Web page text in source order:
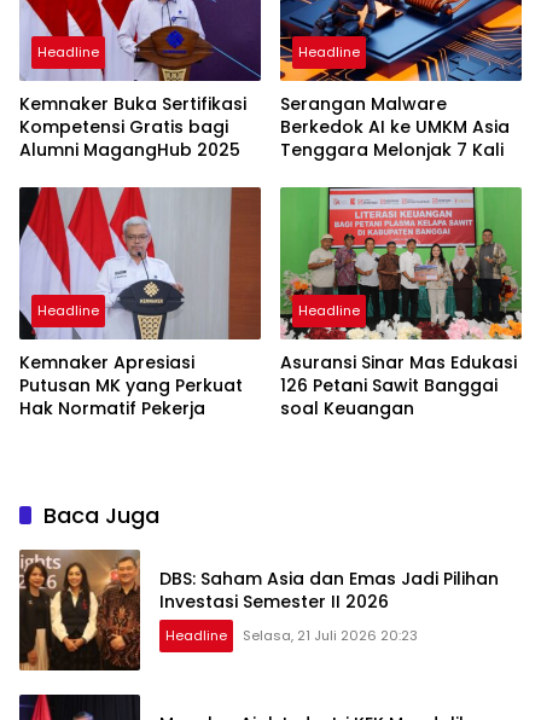
Headline
Kemnaker Buka Sertifikasi
Kompetensi Gratis bagi
Alumni MagangHub 2025
Headline
Serangan Malware
Berkedok AI ke UMKM Asia
Tenggara Melonjak 7 Kali
Headline
Kemnaker Apresiasi
Putusan MK yang Perkuat
Hak Normatif Pekerja
Headline
Asuransi Sinar Mas Edukasi
126 Petani Sawit Banggai
soal Keuangan
Baca Juga
DBS: Saham Asia dan Emas Jadi Pilihan
Investasi Semester II 2026
Headline Selasa, 21 Juli 2026 20:23